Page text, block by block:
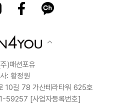
)패션포유
: 황정원
10길 78 가산테라타워 625호
59257 [사업자등록번호]